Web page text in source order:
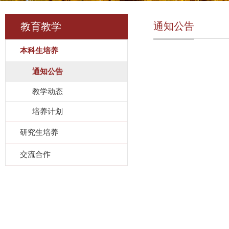
教育教学
本科生培养
通知公告
教学动态
培养计划
研究生培养
交流合作
通知公告